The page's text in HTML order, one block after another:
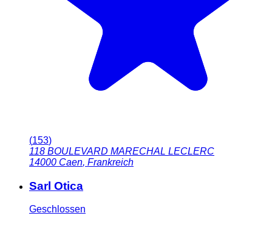
(153)
118 BOULEVARD MARECHAL LECLERC
14000 Caen, Frankreich
Sarl Otica
Geschlossen